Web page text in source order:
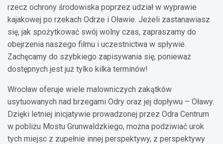
rzecz ochrony środowiska poprzez udział w wyprawie
kajakowej po rzekach Odrze i Oławie. Jeżeli zastanawiasz
się, jak spożytkować swój wolny czas, zapraszamy do
obejrzenia naszego filmu i uczestnictwa w spływie.
Zachęcamy do szybkiego zapisywania się, ponieważ
dostępnych jest już tylko kilka terminów!
Wrocław oferuje wiele malowniczych zakątków
usytuowanych nad brzegami Odry oraz jej dopływu – Oławy.
Dzięki letniej inicjatywie prowadzonej przez Odra Centrum
w pobliżu Mostu Grunwaldzkiego, można podziwiać urok
tych miejsc z zupełnie innej perspektywy, z perspektywy